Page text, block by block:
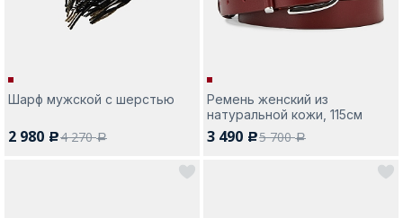
Шарф мужской с шерстью
2 980 c4 270a
Ремень женский из
натуральной кожи, 115см
3 490 c5 700a